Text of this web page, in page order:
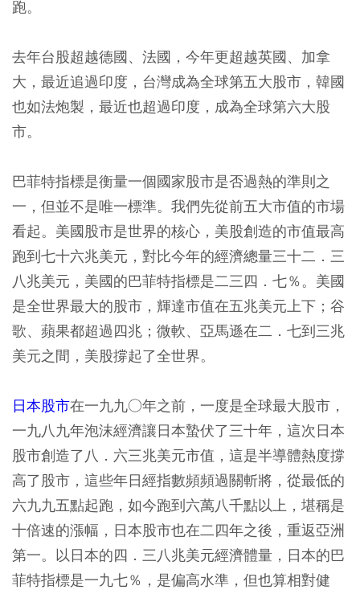
跑。
去年台股超越德國、法國，今年更超越英國、加拿
大，最近追過印度，台灣成為全球第五大股市，韓國
也如法炮製，最近也超過印度，成為全球第六大股
市。
巴菲特指標是衡量一個國家股市是否過熱的準則之
一，但並不是唯一標準。我們先從前五大市值的市場
看起。美國股市是世界的核心，美股創造的市值最高
跑到七十六兆美元，對比今年的經濟總量三十二．三
八兆美元，美國的巴菲特指標是二三四．七％。美國
是全世界最大的股市，輝達市值在五兆美元上下；谷
歌、蘋果都超過四兆；微軟、亞馬遜在二．七到三兆
美元之間，美股撐起了全世界。
日本股市在一九九○年之前，一度是全球最大股市，
一九八九年泡沫經濟讓日本蟄伏了三十年，這次日本
股市創造了八．六三兆美元市值，這是半導體熱度撐
高了股市，這些年日經指數頻頻過關斬將，從最低的
六九九五點起跑，如今跑到六萬八千點以上，堪稱是
十倍速的漲幅，日本股市也在二四年之後，重返亞洲
第一。以日本的四．三八兆美元經濟體量，日本的巴
菲特指標是一九七％，是偏高水準，但也算相對健